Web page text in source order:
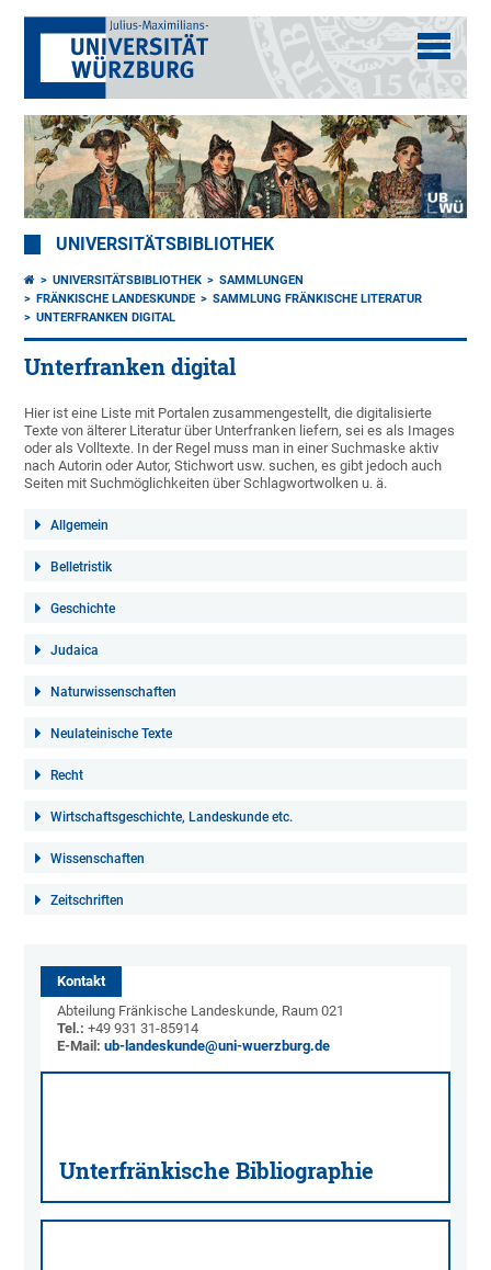
UNIVERSITÄTSBIBLIOTHEK
UNIVERSITÄTSBIBLIOTHEK
SAMMLUNGEN
FRÄNKISCHE LANDESKUNDE
SAMMLUNG FRÄNKISCHE LITERATUR
UNTERFRANKEN DIGITAL
Unterfranken digital
Hier ist eine Liste mit Portalen zusammengestellt, die digitalisierte
Texte von älterer Literatur über Unterfranken liefern, sei es als Images
oder als Volltexte. In der Regel muss man in einer Suchmaske aktiv
nach Autorin oder Autor, Stichwort usw. suchen, es gibt jedoch auch
Seiten mit Suchmöglichkeiten über Schlagwortwolken u. ä.
Allgemein
Belletristik
Geschichte
Judaica
Naturwissenschaften
Neulateinische Texte
Recht
Wirtschaftsgeschichte, Landeskunde etc.
Wissenschaften
Zeitschriften
Kontakt
Abteilung Fränkische Landeskunde, Raum 021
Tel.: +49 931 31-85914
E-Mail: ub-landeskunde@uni-wuerzburg.de
Unterfränkische Bibliographie